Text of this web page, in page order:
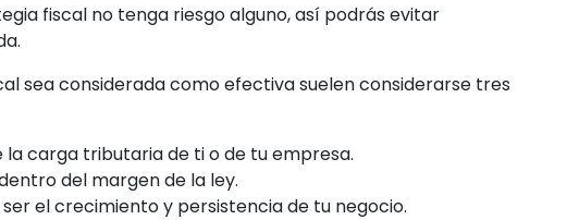
fiscal no tenga riesgo alguno, así podrás evitar
sea considerada como efectiva suelen considerarse tres
carga tributaria de ti o de tu empresa.
del margen de la ley.
el crecimiento y persistencia de tu negocio.